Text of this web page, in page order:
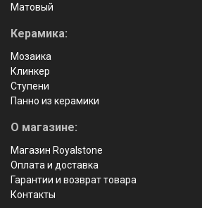
Матовый
Керамика:
Мозаика
Клинкер
Ступени
Панно из керамики
О магазине:
Магазин Royalstone
Оплата и доставка
Гарантии и возврат товара
Контакты